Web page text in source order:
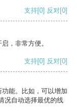
支持[0] 反对[0]
，非常方便。
支持[0] 反对[0]
能。比如，可以增加
况自动选择最优的线